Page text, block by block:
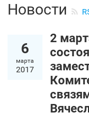
Новости
6
марта
2017
2